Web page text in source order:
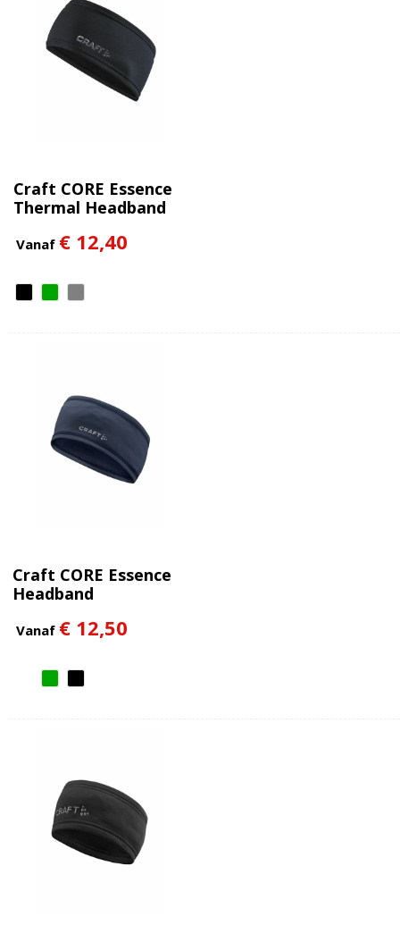
Craft CORE Essence
Thermal Headband
Vanaf € 12,40
Craft CORE Essence
Headband
Vanaf € 12,50